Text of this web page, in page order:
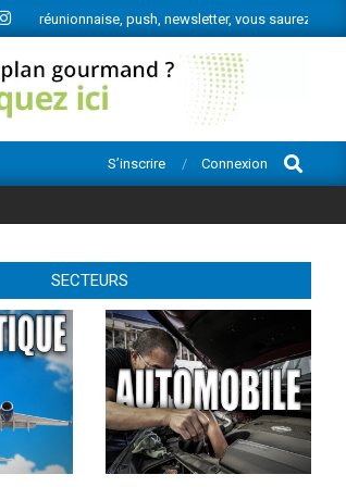
push, newsletter, vous saurez tout.
S’inscrire Connexion
Search
SECTEURS